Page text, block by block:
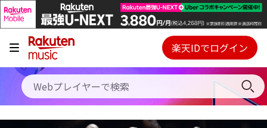
キャンペーン
料金プラン
使い方
Webプレイヤー
ご契約内容の確認・変更
楽天IDでログイン